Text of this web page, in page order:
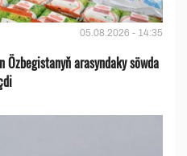
05.08.2026 - 14:35
arasyndaky söwda